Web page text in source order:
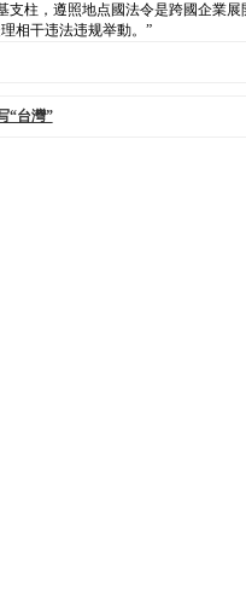
柱，遵照地点國法令是跨國企業
相干违法违规举動。”
“台灣”